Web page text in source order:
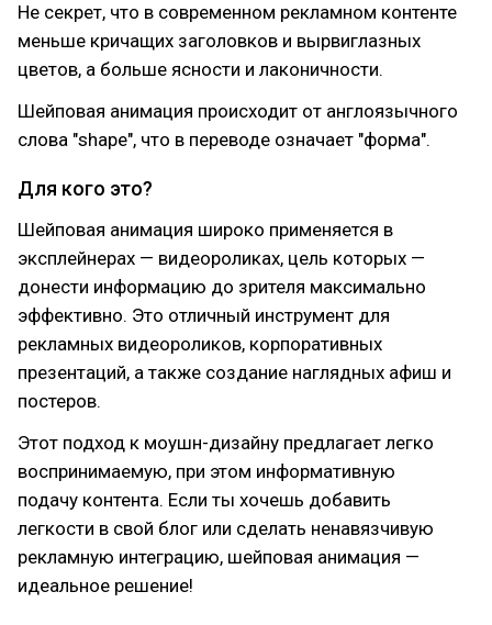
Не секрет, что в современном рекламном контенте
меньше кричащих заголовков и вырвиглазных
цветов, а больше ясности и лаконичности.
Шейповая анимация происходит от англоязычного
слова "shape", что в переводе означает "форма".
Для кого это?
Шейповая анимация широко применяется в
эксплейнерах — видеороликах, цель которых —
донести информацию до зрителя максимально
эффективно. Это отличный инструмент для
рекламных видеороликов, корпоративных
презентаций, а также создание наглядных афиш и
постеров.
Этот подход к моушн-дизайну предлагает легко
воспринимаемую, при этом информативную
подачу контента. Если ты хочешь добавить
легкости в свой блог или сделать ненавязчивую
рекламную интеграцию, шейповая анимация —
идеальное решение!